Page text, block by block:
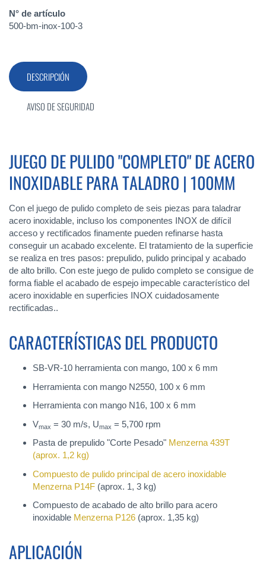
N° de artículo
500-bm-inox-100-3
DESCRIPCIÓN
JUEGO DE PULIDO "COMPLETO" DE ACERO
INOXIDABLE PARA TALADRO | 100MM
Con el juego de pulido completo de seis piezas para taladrar
acero inoxidable, incluso los componentes INOX de difícil
acceso y rectificados finamente pueden refinarse hasta
conseguir un acabado excelente. El tratamiento de la superficie
se realiza en tres pasos: prepulido, pulido principal y acabado
de alto brillo. Con este juego de pulido completo se consigue de
forma fiable el acabado de espejo impecable característico del
acero inoxidable en superficies INOX cuidadosamente
rectificadas..
CARACTERÍSTICAS DEL PRODUCTO
SB-VR-10 herramienta con mango, 100 x 6 mm
Herramienta con mango N2550, 100 x 6 mm
Herramienta con mango N16, 100 x 6 mm
Vmax = 30 m/s, Umax = 5,700 rpm
Pasta de prepulido "Corte Pesado" Menzerna 439T
(aprox. 1,2 kg)
Compuesto de pulido principal de acero inoxidable
Menzerna P14F (aprox. 1, 3 kg)
Compuesto de acabado de alto brillo para acero
inoxidable Menzerna P126 (aprox. 1,35 kg)
APLICACIÓN
AVISO DE SEGURIDAD